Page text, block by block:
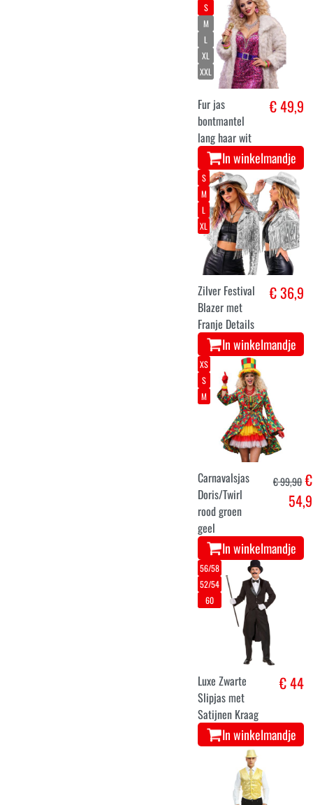
S
M
L
XL
XXL
Fur jas
bontmantel
lang haar wit
€ 49,9
In winkelmandje
S
M
L
XL
Zilver Festival
Blazer met
Franje Details
€ 36,9
In winkelmandje
XS
S
M
Carnavalsjas
Doris/Twirl
rood groen
geel
€ 99,90€
54,9
In winkelmandje
56/58
52/54
60
Luxe Zwarte
Slipjas met
Satijnen Kraag
€ 44
In winkelmandje